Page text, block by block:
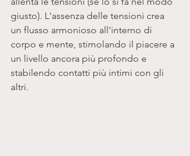
giusto). L'assenza delle tensioni crea
un flusso armonioso all'interno di
corpo e mente, stimolando il piacere a
un livello ancora più profondo e
stabilendo contatti più intimi con gli
altri.